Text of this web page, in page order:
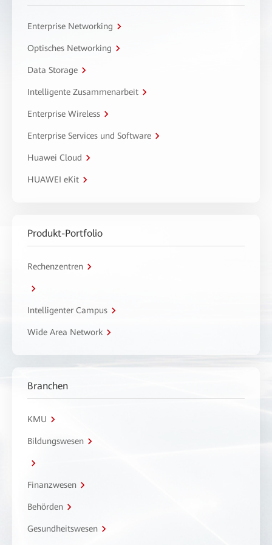
Enterprise Networking
Optisches Networking
Data Storage
Intelligente Zusammenarbeit
Enterprise Wireless
Enterprise Services und Software
Huawei Cloud
HUAWEI eKit
Produkt-Portfolio
Rechenzentren
Intelligenter Campus
Wide Area Network
Branchen
KMU
Bildungswesen
Finanzwesen
Behörden
Gesundheitswesen